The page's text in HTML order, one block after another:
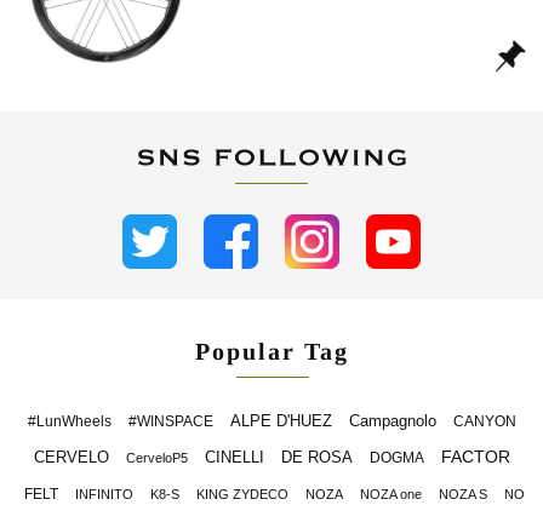
Popular Tag
#LunWheels #WINSPACE ALPE D'HUEZ Campagnolo CANYON
CERVELO CerveloP5 CINELLI DE ROSA DOGMA FACTOR
FELT INFINITO K8-S KING ZYDECO NOZA NOZA one NOZA S NO